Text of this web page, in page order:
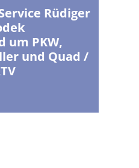
Rüdiger
um PKW,
und Quad /